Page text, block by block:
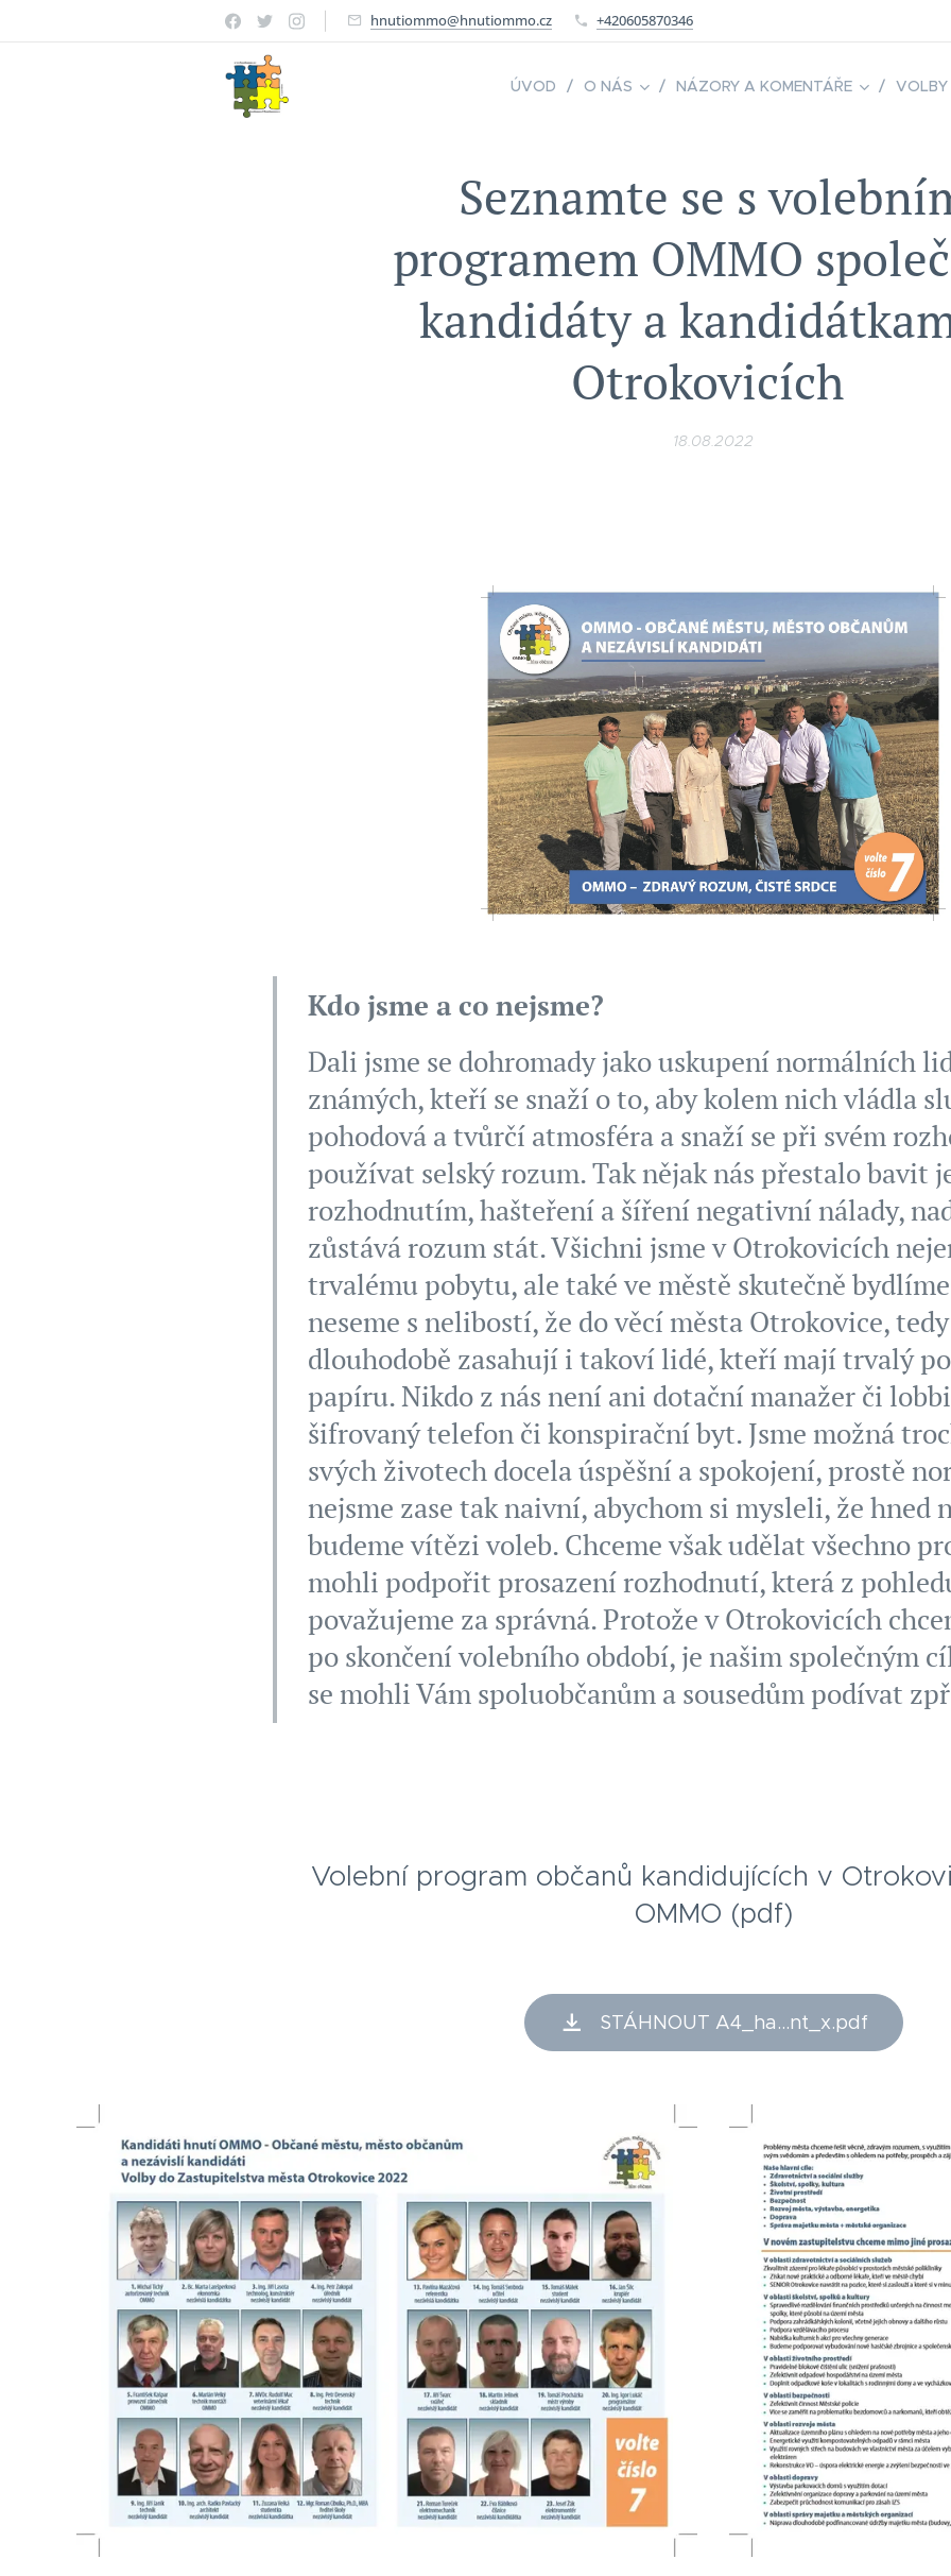
hnutiommo@hnutiommo.cz +420605870346
ÚVOD O NÁS NÁZORY A KOMENTÁŘE VOLBY
Seznamte se s
programem OMMO
kandidáty a
Otrokovicích
18.08.2022
Kdo jsme a co nejsme?
Dali jsme se dohromady jako uskupení normálních
známých, kteří se snaží o to, aby kolem nich vládla
pohodová a tvůrčí atmosféra a snaží se při svém
používat selský rozum. Tak nějak nás přestalo bavit
rozhodnutím, hašteření a šíření negativní nálady,
zůstává rozum stát. Všichni jsme v Otrokovicích
trvalému pobytu, ale také ve městě skutečně
neseme s nelibostí, že do věcí města Otrokovice,
dlouhodobě zasahují i takoví lidé, kteří mají trvalý
papíru. Nikdo z nás není ani dotační manažer či
šifrovaný telefon či konspirační byt. Jsme možná
svých životech docela úspěšní a spokojení, prostě
nejsme zase tak naivní, abychom si mysleli, že hned
budeme vítězi voleb. Chceme však udělat všechno
mohli podpořit prosazení rozhodnutí, která z
považujeme za správná. Protože v Otrokovicích
po skončení volebního období, je našim společným
se mohli Vám spoluobčanům a sousedům podívat
Volební program občanů kandidujících v
OMMO (pdf)
STÁHNOUT A4_ha...nt_x.pdf